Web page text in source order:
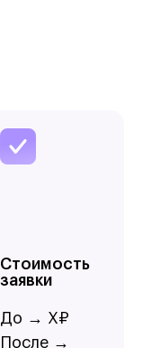
Стоимость
заявки
До → Х₽
После →